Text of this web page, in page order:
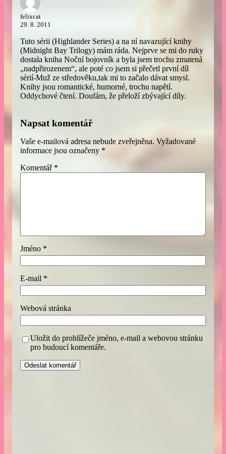
felixcat
29. 8. 2011
Tuto sérii (Highlander Series) a na ní navazující knihy
(Midnight Bay Trilogy) mám ráda. Nejprve se mi do ruky
dostala kniha Noční bojovník a byla jsem trochu zmatená
„nadpřirozenem“, ale poté co jsem si přečetl první díl
sérií-Muž ze středověku,tak mi to začalo dávat smysl.
Knihy jsou romantické, humorné, trochu napětí.
Oddychové čtení. Doufám, že přeloží zbývající díly.
Napsat komentář
Vaše e-mailová adresa nebude zveřejněna. Vyžadované
informace jsou označeny *
Komentář *
Jméno *
E-mail *
Webová stránka
Uložit do prohlížeče jméno, e-mail a webovou stránku
pro budoucí komentáře.